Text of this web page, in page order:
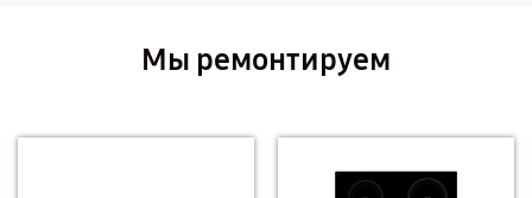
Мы ремонтируем